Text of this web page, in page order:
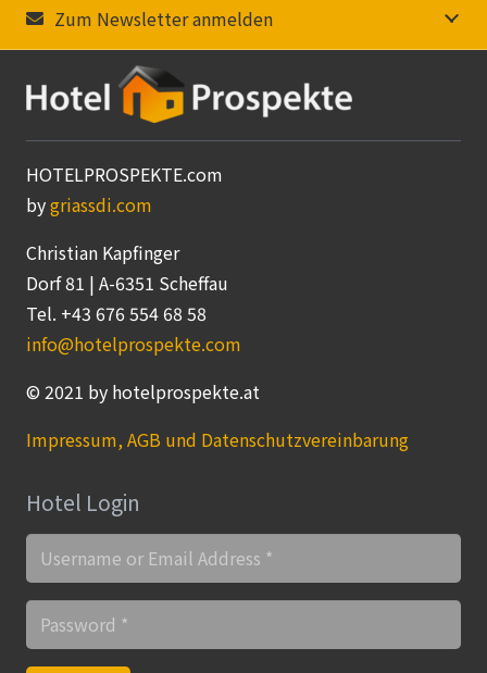
Zum Newsletter anmelden
HOTELPROSPEKTE.com
bygriassdi.com
Christian Kapfinger
Dorf 81 | A-6351 Scheffau
Tel. +43 676 554 68 58
info@hotelprospekte.com
© 2021 by hotelprospekte.at
Impressum, AGB und Datenschutzvereinbarung
Hotel Login